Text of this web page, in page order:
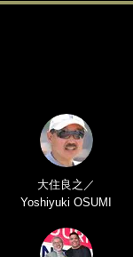
大住良之／
Yoshiyuki OSUMI